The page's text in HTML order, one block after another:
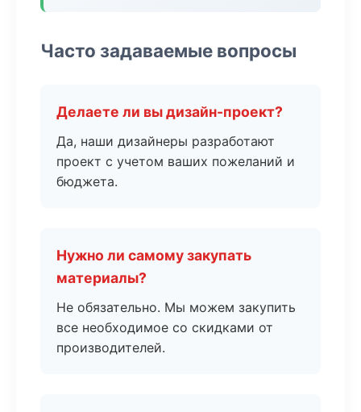
Часто задаваемые вопросы
Делаете ли вы дизайн-проект?
Да, наши дизайнеры разработают
проект с учетом ваших пожеланий и
бюджета.
Нужно ли самому закупать
материалы?
Не обязательно. Мы можем закупить
все необходимое со скидками от
производителей.